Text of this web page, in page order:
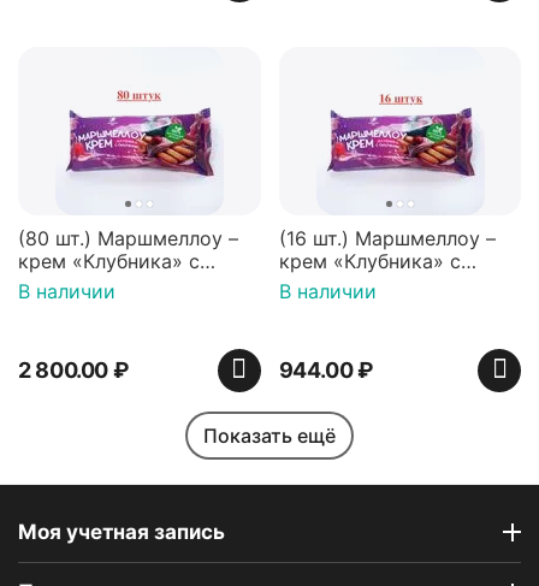
(80 шт.) Маршмеллоу –
крем «Клубника» с
палочками (ТМ
«Зефирный Лео»)
В наличии
2 800.00₽
(16 шт.) Маршмеллоу –
крем «Клубника» с
палочками (ТМ
«Зефирный Лео»)
В наличии
944.00₽
Показать ещё
Моя учетная запись